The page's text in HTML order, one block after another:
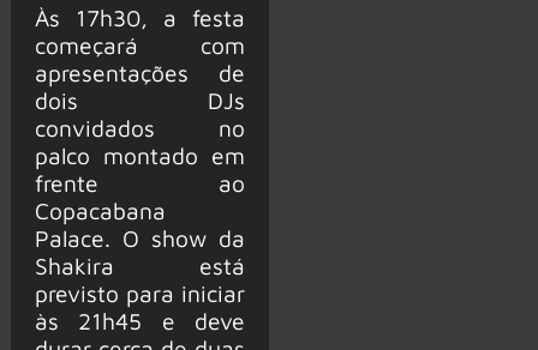
Às 17h30, a festa
começará com
apresentações de
dois DJs
convidados no
palco montado em
frente ao
Copacabana
Palace. O show da
Shakira está
previsto para iniciar
às 21h45 e deve